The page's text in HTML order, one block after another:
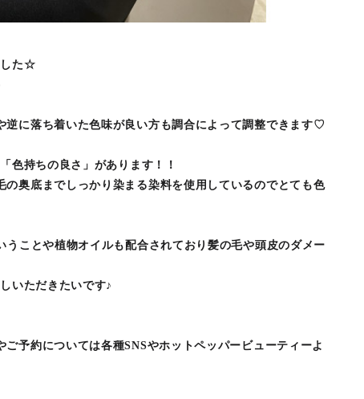
した☆
逆に落ち着いた色味が良い方も調合によって調整できます♡
色持ちの良さ」があります！！
の奥底までしっかり染まる染料を使用しているのでとても色
うことや植物オイルも配合されており髪の毛や頭皮のダメー
いただきたいです♪
予約については各種SNSやホットペッパービューティーよ